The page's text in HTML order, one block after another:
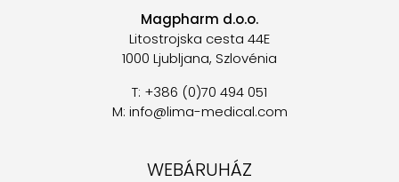
Magpharm d.o.o.
Litostrojska cesta 44E
1000 Ljubljana, Szlovénia
T: +386 (0)70 494 051
M: info@lima-medical.com
WEBÁRUHÁZ